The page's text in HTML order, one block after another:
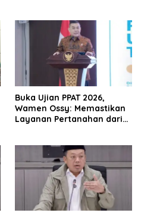
Buka Ujian PPAT 2026,
Wamen Ossy: Memastikan
Layanan Pertanahan dari
Berintegritas